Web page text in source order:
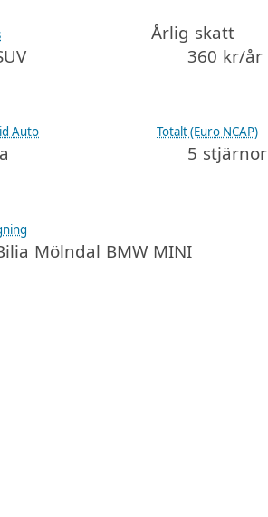
Årlig skatt
360 kr/år
Auto Totalt (Euro NCAP)
5 stjärnor
Mölndal BMW MINI